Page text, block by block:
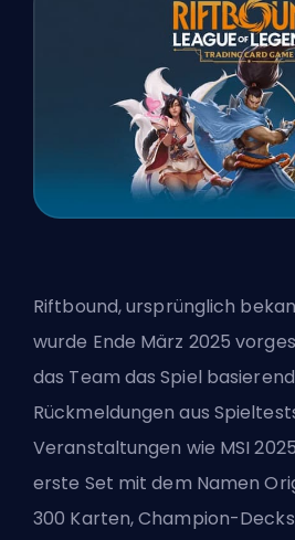
Riftbound,ursprünglich
wurde Ende März 2025
das Team das Spiel
Rückmeldungen aus
Veranstaltungen wie MSI
erste Set mit dem Namen
300 Karten, Champion-